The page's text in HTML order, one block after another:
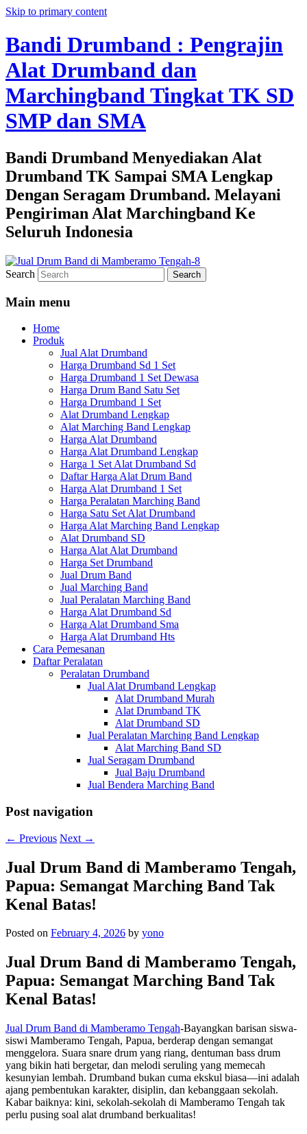
Skip to primary content
Bandi Drumband : Pengrajin
Alat Drumband dan
Marchingband Tingkat TK SD
SMP dan SMA
Bandi Drumband Menyediakan Alat
Drumband TK Sampai SMA Lengkap
Dengan Seragam Drumband. Melayani
Pengiriman Alat Marchingband Ke
Seluruh Indonesia
Search
Main menu
Home
Produk
Jual Alat Drumband
Harga Drumband Sd 1 Set
Harga Drumband 1 Set Dewasa
Harga Drum Band Satu Set
Harga Drumband 1 Set
Alat Drumband Lengkap
Alat Marching Band Lengkap
Harga Alat Drumband
Harga Alat Drumband Lengkap
Harga 1 Set Alat Drumband Sd
Daftar Harga Alat Drum Band
Harga Alat Drumband 1 Set
Harga Peralatan Marching Band
Harga Satu Set Alat Drumband
Harga Alat Marching Band Lengkap
Alat Drumband SD
Harga Alat Alat Drumband
Harga Set Drumband
Jual Drum Band
Jual Marching Band
Jual Peralatan Marching Band
Harga Alat Drumband Sd
Harga Alat Drumband Sma
Harga Alat Drumband Hts
Cara Pemesanan
Daftar Peralatan
Peralatan Drumband
Jual Alat Drumband Lengkap
Alat Drumband Murah
Alat Drumband TK
Alat Drumband SD
Jual Peralatan Marching Band Lengkap
Alat Marching Band SD
Jual Seragam Drumband
Jual Baju Drumband
Jual Bendera Marching Band
Post navigation
← Previous Next →
Jual Drum Band di Mamberamo Tengah,
Papua: Semangat Marching Band Tak
Kenal Batas!
Posted on February 4, 2026 by yono
Jual Drum Band di Mamberamo Tengah,
Papua: Semangat Marching Band Tak
Kenal Batas!
Jual Drum Band di Mamberamo Tengah-Bayangkan barisan siswa-
siswi Mamberamo Tengah, Papua, berderap dengan semangat
menggelora. Suara snare drum yang riang, dentuman bass drum
yang bikin hati bergetar, dan melodi seruling yang memecah
kesunyian lembah. Drumband bukan cuma ekskul biasa—ini adalah
ajang pembentukan karakter, disiplin, dan kebanggaan sekolah.
Kabar baiknya: kini, sekolah-sekolah di Mamberamo Tengah tak
perlu pusing soal alat drumband berkualitas!